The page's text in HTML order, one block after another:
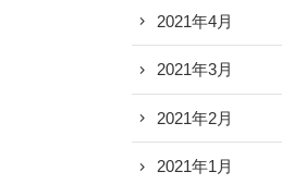
2021年4月
2021年3月
2021年2月
2021年1月